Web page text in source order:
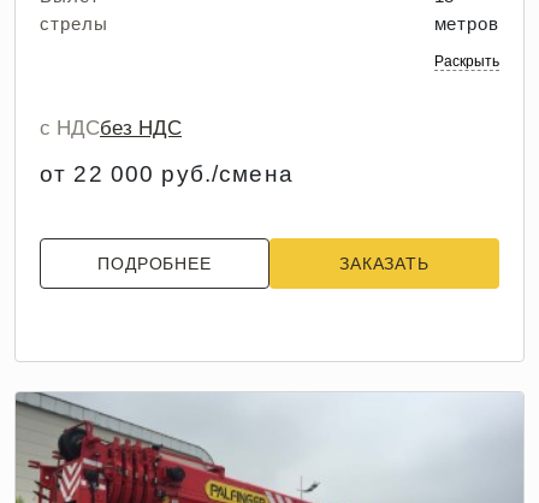
стрелы
метров
Раскрыть
с НДСбез НДС
от 22 000 руб./смена
ПОДРОБНЕЕ ЗАКАЗАТЬ